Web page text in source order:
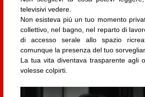
televisivi vedere.
Non esisteva più un tuo momento
collettivo, nel bagno, nel reparto di
di accesso serale allo spazio
comunque la presenza del tuo
La tua vita diventava trasparente agli
volesse colpirti.